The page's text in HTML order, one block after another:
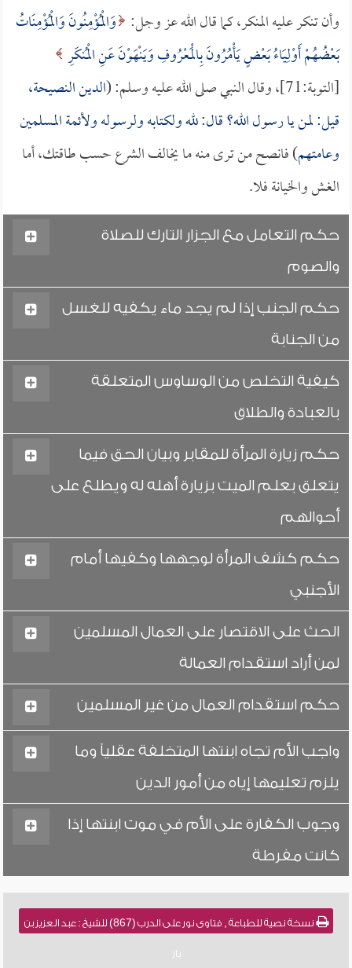
وأن تنكر عليه المنكر، كما قال الله عز وجل: وَالْمُؤْمِنُونَ وَالْمُؤْمِنَاتُ
بَعْضُهُمْ أَوْلِيَاءُ بَعْضٍ يَأْمُرُونَ بِالْمَعْرُوفِ وَيَنْهَوْنَ عَنِ الْمُنكَرِ
[التوبة:71]، وقال النبي صلى الله عليه وسلم: (
الدين النصيحة،
قيل: لمن يا رسول الله؟ قال: لله ولكتابه ولرسوله ولأئمة المسلمين
وعامتهم) فانصح من ترى منه ما يخالف الشرع حسب طاقتك، أما
الغش والخيانة فلا.
حكم التعامل مع الجزار التارك للصلاة
والصوم
حكم الجنب إذا لم يجد ماء يكفيه للغسل
من الجنابة
كيفية التخلص من الوساوس المتعلقة
بالعبادة والطلاق
حكم زيارة المرأة للمقابر وبيان الحق فيما
يتعلق بعلم الميت بزيارة أهله له ويطلع على
أحوالهم
حكم كشف المرأة لوجهها وكفيها أمام
الأجنبي
الحث على الاقتصار على العمال المسلمين
لمن أراد استقدام العمالة
حكم استقدام العمال من غير المسلمين
واجب الأم تجاه ابنتها المتخلفة عقلياً وما
يلزم تعليمها إياه من أمور الدين
وجوب الكفارة على الأم في موت ابنتها إذا
كانت مفرطة
نسخة نصية للطباعة , فتاوى نور على الدرب (867) للشيخ : عبد العزيز بن
باز